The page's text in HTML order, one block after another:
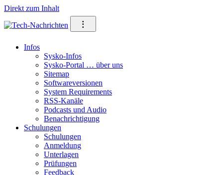
Direkt zum Inhalt
⁝
Infos
Sysko-Infos
Sysko-Portal … über uns
Sitemap
Softwareversionen
System Requirements
RSS-Kanäle
Podcasts und Audio
Benachrichtigung
Schulungen
Schulungen
Anmeldung
Unterlagen
Prüfungen
Feedback